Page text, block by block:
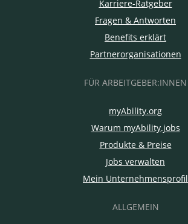
Karriere-Ratgeber
Fragen & Antworten
Benefits erklärt
Partnerorganisationen
FÜR ARBEITGEBER:INNEN
myAbility.org
Warum myAbility.jobs
Produkte & Preise
Jobs verwalten
Mein Unternehmensprofil
ALLGEMEIN